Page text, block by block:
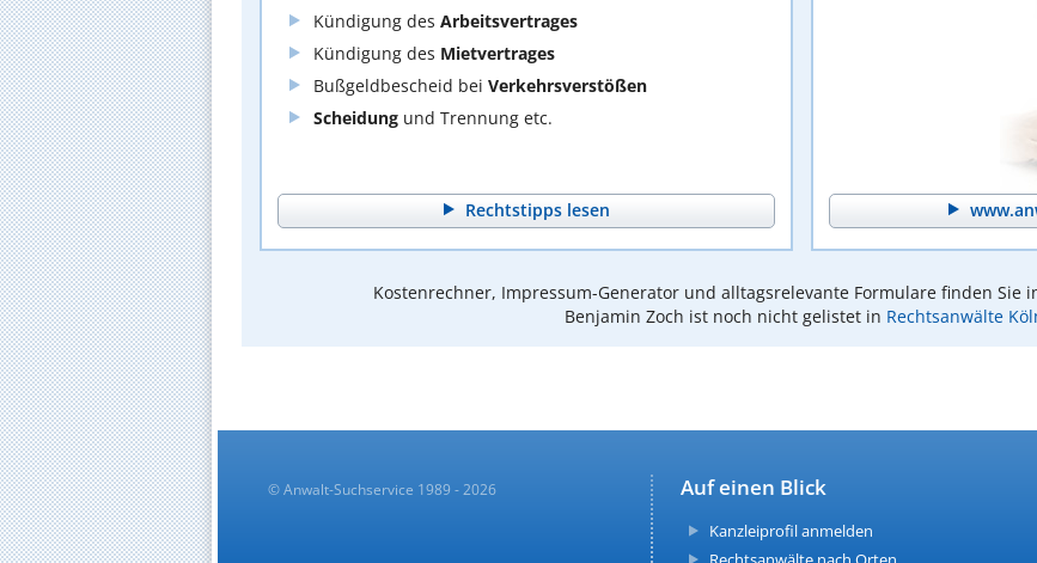
Kündigung des Arbeitsvertrages
Kündigung des Mietvertrages
Bußgeldbescheid bei Verkehrsverstößen
Scheidung und Trennung etc.
Rechtstipps lesen
Kostenrechner, Impressum-Generator und alltagsrelevante Formulare finden Sie
Benjamin Zoch ist noch nicht gelistet in Rechtsanwälte
Auf einen Blick
Kanzleiprofil anmelden
© Anwalt-Suchservice 1989 - 2026